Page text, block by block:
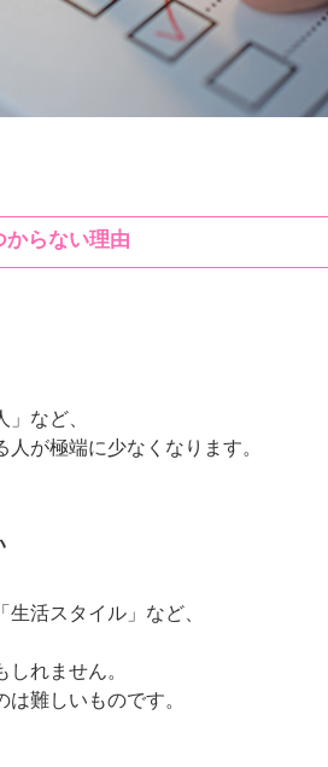
らない理由
人」など、
が極端に少なくなります。
「生活スタイル」など、
もしれません。
難しいものです。